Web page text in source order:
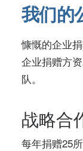
我们的
慷慨的企业
企业捐赠方
队。
战略合
每年捐赠25